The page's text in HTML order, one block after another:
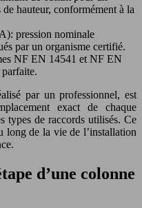
hauteur, conformément à la
pression nominale
par un organisme certifié.
NF EN 14541 et NF EN
par un professionnel, est
exact de chaque
types de raccords utilisés. Ce
long de la vie de l’installation
d’une colonne